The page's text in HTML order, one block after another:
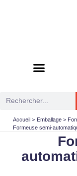
Rechercher
Accueil Emballage
Formeuse semi-